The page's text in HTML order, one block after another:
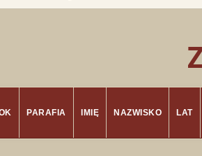
PARAFIA IMIĘ NAZWISKO LAT